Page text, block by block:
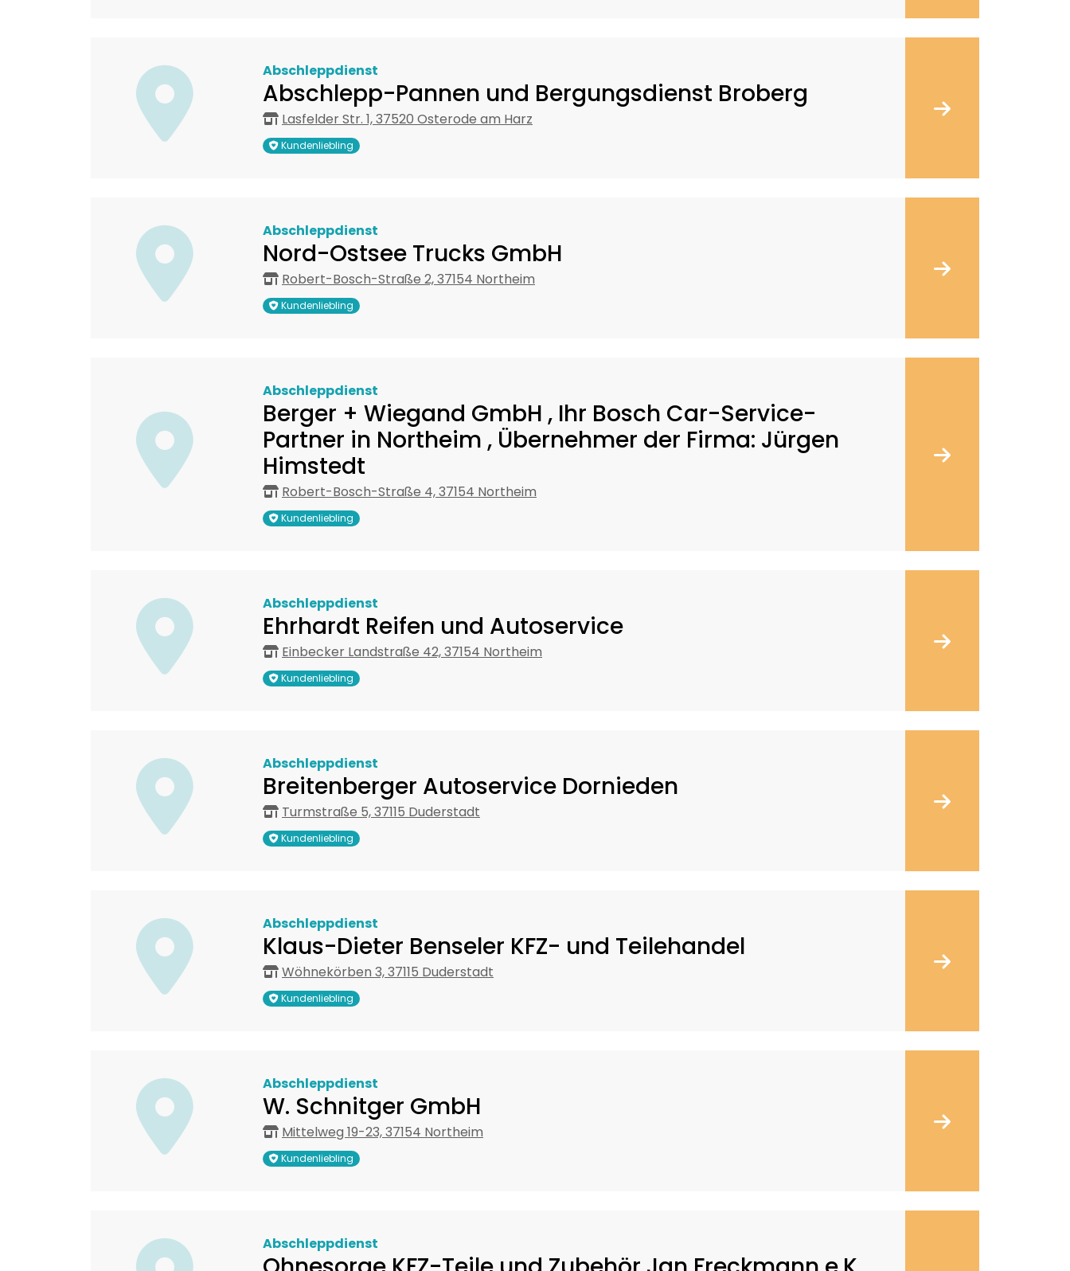
Abschleppdienst
Abschlepp-Pannen und Bergungsdienst Broberg
Lasfelder Str. 1, 37520 Osterode am Harz
Kundenliebling
Abschleppdienst
Nord-Ostsee Trucks GmbH
Robert-Bosch-Straße 2, 37154 Northeim
Kundenliebling
Abschleppdienst
Berger + Wiegand GmbH , Ihr Bosch Car-Service-
Partner in Northeim , Übernehmer der Firma: Jürgen
Himstedt
Robert-Bosch-Straße 4, 37154 Northeim
Kundenliebling
Abschleppdienst
Ehrhardt Reifen und Autoservice
Einbecker Landstraße 42, 37154 Northeim
Kundenliebling
Abschleppdienst
Breitenberger Autoservice Dornieden
Turmstraße 5, 37115 Duderstadt
Kundenliebling
Abschleppdienst
Klaus-Dieter Benseler KFZ- und Teilehandel
Wöhnekörben 3, 37115 Duderstadt
Kundenliebling
Abschleppdienst
W. Schnitger GmbH
Mittelweg 19-23, 37154 Northeim
Kundenliebling
Abschleppdienst